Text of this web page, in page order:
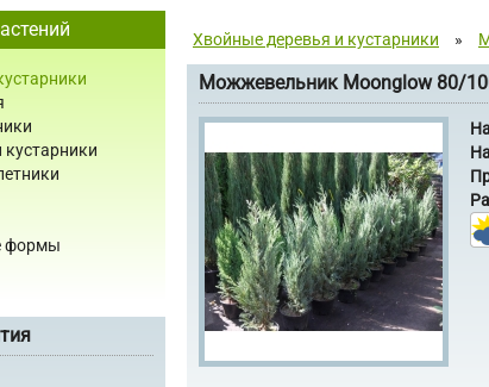
формы
Хвойные деревья и кустарники »
Можжевельник Moonglow 80/